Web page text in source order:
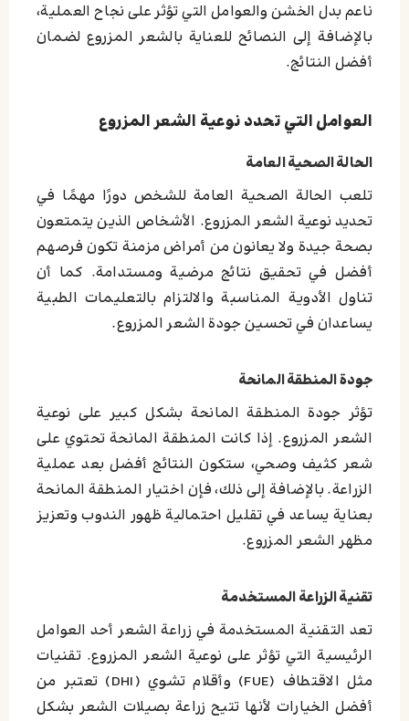
ناعم بدل الخشن والعوامل التي تؤثر على نجاح العملية،
بالإضافة إلى النصائح للعناية بالشعر المزروع لضمان
أفضل النتائج.
العوامل التي تحدد نوعية الشعر المزروع
الحالة الصحية العامة
تلعب الحالة الصحية العامة للشخص دورًا مهمًا في
تحديد نوعية الشعر المزروع. الأشخاص الذين يتمتعون
بصحة جيدة ولا يعانون من أمراض مزمنة تكون فرصهم
أفضل في تحقيق نتائج مرضية ومستدامة. كما أن
تناول الأدوية المناسبة والالتزام بالتعليمات الطبية
يساعدان في تحسين جودة الشعر المزروع.
جودة المنطقة المانحة
تؤثر جودة المنطقة المانحة بشكل كبير على نوعية
الشعر المزروع. إذا كانت المنطقة المانحة تحتوي على
شعر كثيف وصحي، ستكون النتائج أفضل بعد عملية
الزراعة. بالإضافة إلى ذلك، فإن اختيار المنطقة المانحة
بعناية يساعد في تقليل احتمالية ظهور الندوب وتعزيز
مظهر الشعر المزروع.
تقنية الزراعة المستخدمة
تعد التقنية المستخدمة في زراعة الشعر أحد العوامل
الرئيسية التي تؤثر على نوعية الشعر المزروع. تقنيات
مثل الاقتطاف (FUE) وأقلام تشوي (DHI) تعتبر من
أفضل الخيارات لأنها تتيح زراعة بصيلات الشعر بشكل